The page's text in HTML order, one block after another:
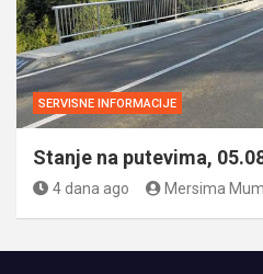
SERVISNE INFORMACIJE
Stanje na putevima,
4 dana ago Mersima